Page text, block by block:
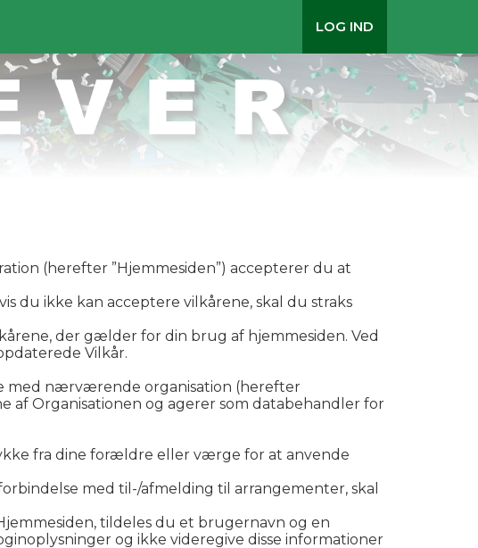
LOG IND
(herefter ”Hjemmesiden”) accepterer du at
du ikke kan acceptere vilkårene, skal du straks
der gælder for din brug af hjemmesiden. Ved
Vilkår.
med nærværende organisation (herefter
af Organisationen og agerer som databehandler for
fra dine forældre eller værge for at anvende
med til-/afmelding til arrangementer, skal
tildeles du et brugernavn og en
og ikke videregive disse informationer